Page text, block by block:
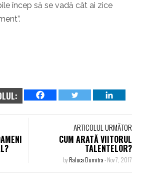
încep să se vadă cât ai zice
ARTICOLUL URMĂTOR
CUM ARATĂ VIITORUL
TALENTELOR?
byRaluca Dumitra-Nov 7, 2017